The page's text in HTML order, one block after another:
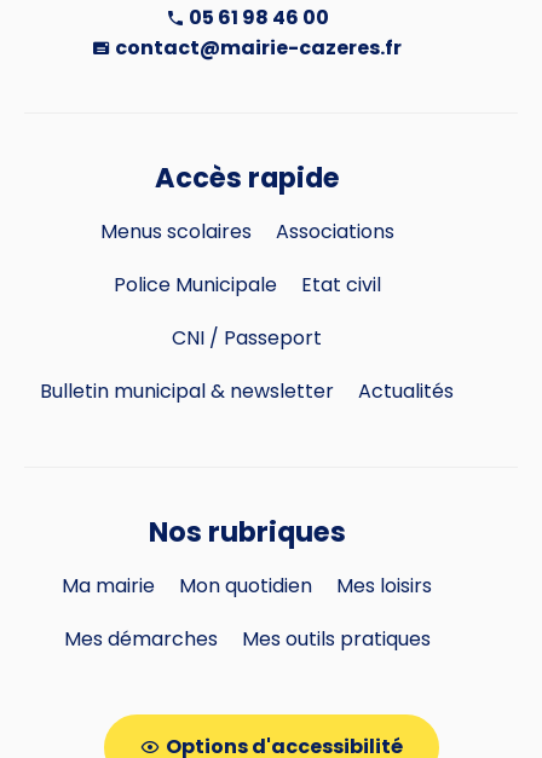
05 61 98 46 00
contact@mairie-cazeres.fr
Accès rapide
Menus scolaires
Associations
Police Municipale
Etat civil
CNI / Passeport
Bulletin municipal & newsletter
Actualités
Nos rubriques
Ma mairie Mon quotidien
Mes loisirs
Mes démarches
Mes outils pratiques
Options d'accessibilité